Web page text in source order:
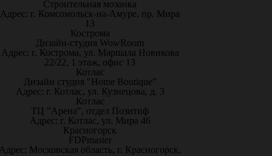
Строительная мозаика
Адрес: г. Комсомольск-на-Амуре, пр. Мира
13
Кострома
Дизайн-студия WowRoom
Адрес: г. Кострома, ул. Маршала Новикова
22/22, 1 этаж, офис 13
Котлас
Дизайн студия "Home Boutique"
Адрес: г. Котлас, ул. Кузнецова, д. 3
Котлас
ТЦ "Арена", отдел Позитиф
Адрес: г. Котлас, ул. Мира 46
Красногорск
FDPmaster
Московская область, г. Красногорск,